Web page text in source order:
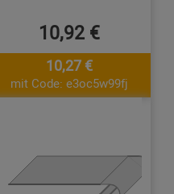
10,92 €
10,27 €
mit Code: e3oc5w99fj